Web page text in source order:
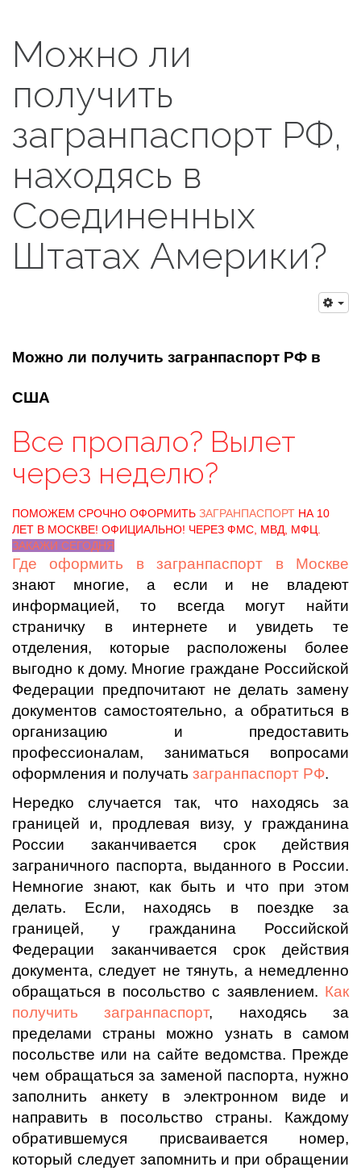
Можно ли
получить
загранпаспорт РФ,
находясь в
Соединенных
Штатах Америки?
Можно ли получить загранпаспорт РФ в
США
Все пропало? Вылет
через неделю?
ПОМОЖЕМ СРОЧНО ОФОРМИТЬ ЗАГРАНПАСПОРТ НА 10
ЛЕТ В МОСКВЕ! ОФИЦИАЛЬНО! ЧЕРЕЗ ФМС, МВД, МФЦ.
ЗАКАЖИ СЕГОДНЯ
Где оформить в загранпаспорт в Москве
знают многие, а если и не владеют
информацией, то всегда могут найти
страничку в интернете и увидеть те
отделения, которые расположены более
выгодно к дому. Многие граждане Российской
Федерации предпочитают не делать замену
документов самостоятельно, а обратиться в
организацию и предоставить
профессионалам, заниматься вопросами
оформления и получать загранпаспорт РФ.
Нередко случается так, что находясь за
границей и, продлевая визу, у гражданина
России заканчивается срок действия
заграничного паспорта, выданного в России.
Немногие знают, как быть и что при этом
делать. Если, находясь в поездке за
границей, у гражданина Российской
Федерации заканчивается срок действия
документа, следует не тянуть, а немедленно
обращаться в посольство с заявлением. Как
получить загранпаспорт, находясь за
пределами страны можно узнать в самом
посольстве или на сайте ведомства. Прежде
чем обращаться за заменой паспорта, нужно
заполнить анкету в электронном виде и
направить в посольство страны. Каждому
обратившемуся присваивается номер,
который следует запомнить и при обращении